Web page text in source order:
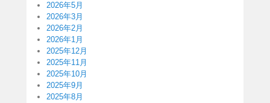
2026年5月
2026年3月
2026年2月
2026年1月
2025年12月
2025年11月
2025年10月
2025年9月
2025年8月